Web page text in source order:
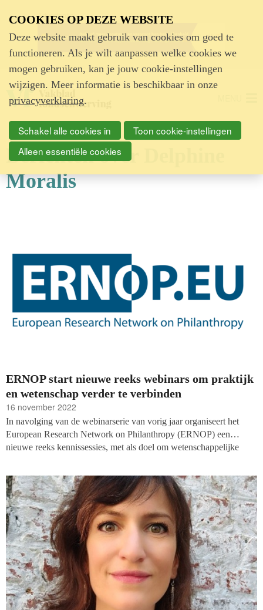
Advertentie
Berichten over Delphine
Moralis
ERNOP start nieuwe reeks webinars om praktijk
en wetenschap verder te verbinden
16 november 2022
In navolging van de webinarserie van vorig jaar organiseert het
European Research Network on Philanthropy (ERNOP) een
nieuwe reeks kennissessies, met als doel om wetenschappelijke
inzichten over een bepaald onderwerp. De discussies die op de
presentaties volgen worden telkens gemodereerd door een
praktijkexpert.
COOKIES OP DEZE WEBSITE
Deze website maakt gebruik van cookies om goed te
functioneren. Als je wilt aanpassen welke cookies we
mogen gebruiken, kan je jouw cookie-instellingen
wijzigen. Meer informatie is beschikbaar in onze
privacyverklaring.
Schakel alle cookies in
Toon cookie-instellingen
Alleen essentiële cookies